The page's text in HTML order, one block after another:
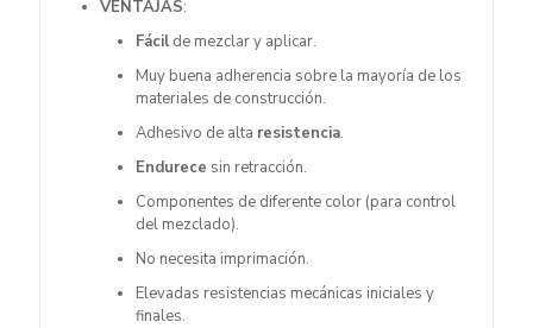
VENTAJAS:
Fácil de mezclar y aplicar.
Muy buena adherencia sobre la mayoría de los
materiales de construcción.
Adhesivo de alta resistencia.
Endurece sin retracción.
Componentes de diferente color (para control
del mezclado).
No necesita imprimación.
Elevadas resistencias mecánicas iniciales y
finales.